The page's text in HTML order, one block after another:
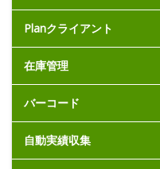
Planクライアント
在庫管理
バーコード
自動実績収集